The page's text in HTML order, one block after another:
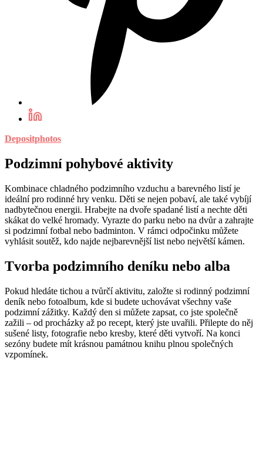
Depositphotos
Podzimní pohybové aktivity
Kombinace chladného podzimního vzduchu a barevného listí je
ideální pro rodinné hry venku. Děti se nejen pobaví, ale také vybíjí
nadbytečnou energii. Hrabejte na dvoře spadané listí a nechte děti
skákat do velké hromady. Vyrazte do parku nebo na dvůr a zahrajte
si podzimní fotbal nebo badminton. V rámci odpočinku můžete
vyhlásit soutěž, kdo najde nejbarevnější list nebo největší kámen.
Tvorba podzimního deníku nebo alba
Pokud hledáte tichou a tvůrčí aktivitu, založte si rodinný podzimní
deník nebo fotoalbum, kde si budete uchovávat všechny vaše
podzimní zážitky. Každý den si můžete zapsat, co jste společně
zažili – od procházky až po recept, který jste uvařili. Přilepte do něj
sušené listy, fotografie nebo kresby, které děti vytvoří. Na konci
sezóny budete mít krásnou památnou knihu plnou společných
vzpomínek.